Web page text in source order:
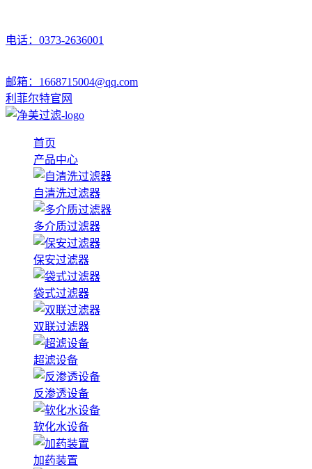
电话：0373-2636001
邮箱：1668715004@qq.com
利菲尔特官网
首页
产品中心
自清洗过滤器
多介质过滤器
保安过滤器
袋式过滤器
双联过滤器
超滤设备
反渗透设备
软化水设备
加药装置